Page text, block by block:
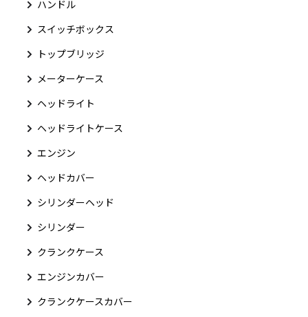
ハンドル
スイッチボックス
トップブリッジ
メーターケース
ヘッドライト
ヘッドライトケース
エンジン
ヘッドカバー
シリンダーヘッド
シリンダー
クランクケース
エンジンカバー
クランクケースカバー